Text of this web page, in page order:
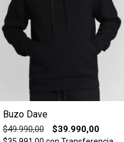
Buzo Dave
$49.990,00 $39.990,00